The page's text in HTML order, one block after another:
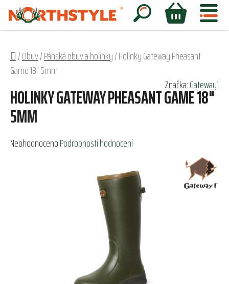
Přejít
obsah
Hledat
NÁKUPNÍ
Domů
/Obuv/Pánská obuv a holinky/Holinky Gateway Pheasant
Game 18" 5mm
HOLINKY GATEWAY PHEASANT GAME 18"
5MM
Průměrné
NeohodnocenoPodrobnosti hodnocení
Značka:Gateway1